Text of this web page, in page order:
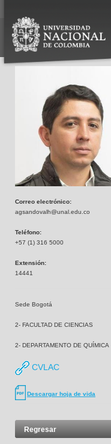
Correo electrónico:
agsandovalh@unal.edu.co
Teléfono:
+57 (1) 316 5000
Extensión:
14441
Sede Bogotá
2- FACULTAD DE CIENCIAS
2- DEPARTAMENTO DE QUÍMICA
CVLAC
Descargar hoja de vida
Regresar